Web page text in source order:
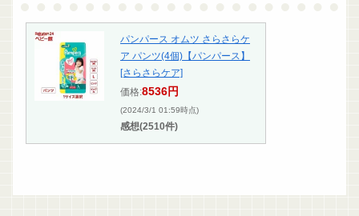
パンパース オムツ さらさらケ
ア パンツ(4個)【パンパース】
[さらさらケア]
価格:8536円
(2024/3/1 01:59時点)
感想(2510件)